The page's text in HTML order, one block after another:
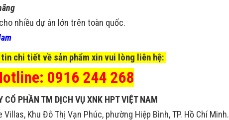
nhiều dự án lớn trên toàn quốc.
chi tiết về sản phẩm xin vui lòng liên hệ:
0916 244 268
CỔ PHẦN TM DỊCH VỤ XNK HPT VIỆT NAM
Khu Đô Thị Vạn Phúc, phường Hiệp Bình, TP. Hồ Chí Minh.